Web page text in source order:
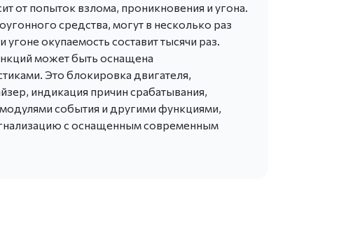
от попыток взлома, проникновения и угона.
средства, могут в несколько раз
окупаемость составит тысячи раз.
может быть оснащена
Это блокировка двигателя,
индикация причин срабатывания,
события и другими функциями,
с оснащенным современным